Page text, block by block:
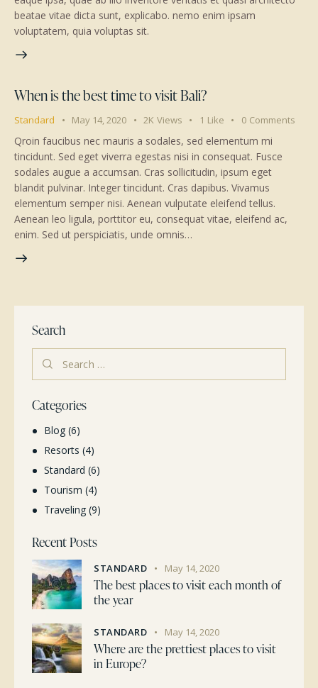
beatae vitae dicta sunt, explicabo. nemo enim ipsam
voluptatem, quia voluptas sit.
When is the best time to visit Bali?
Standard May 14, 2020 2K Views 1 Like 0 Comments
Qroin faucibus nec mauris a sodales, sed elementum mi
tincidunt. Sed eget viverra egestas nisi in consequat. Fusce
sodales augue a accumsan. Cras sollicitudin, ipsum eget
blandit pulvinar. Integer tincidunt. Cras dapibus. Vivamus
elementum semper nisi. Aenean vulputate eleifend tellus.
Aenean leo ligula, porttitor eu, consequat vitae, eleifend ac,
enim. Sed ut perspiciatis, unde omnis…
Search
for:
Categories
Blog(6)
Resorts (4)
Standard (6)
Tourism (4)
Traveling(9)
Recent Posts
STANDARD May 14, 2020
The best places to visit each month of
the year
STANDARD May 14, 2020
Where are the prettiest places to visit
in Europe?